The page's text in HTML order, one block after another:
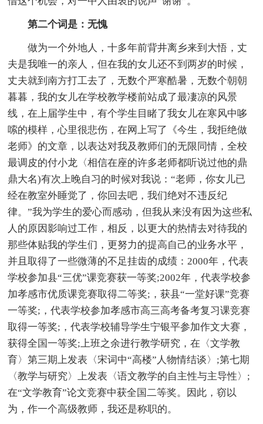
第二个词是：无愧
做为一个外地人，十多年前背井离乡来到大悟，丈
夫是我唯一的亲人，但在我的女儿还不到两岁的时候，
丈夫就到南方打工去了，无数个严寒酷暑，无数个朝朝
暮暮，我的女儿在学校教学楼前站成了最凄凉的风景
线，在上届学生中，有个学生目睹了我女儿在寒风中哆
嗦的模样，心里很悲伤，在网上写了《今生，我拒绝做
老师》的文章，以表达对我及教师们的无限同情，全校
最调皮的付小龙〈相信在座的许多老师都听说过他的鼎
鼎大名)有次上晚自习的时候对我说：“老师，你女儿已
经在教室外睡觉了，你回去吧，我们绝对不违反纪
律。”我为学生的爱心而感动，但我从来没有因为这些私
人的原因影响过工作，相反，以更大的热情去对待我的
那些体贴我的学生们，更努力的提高自己的业务水平，
并且取得了一些微薄的不足挂齿的成绩：2000年，代表
学校参加县“三优”课竞赛获一等奖;2002年，代表学校参
加孝感市优质课竞赛取得二等奖;，获县“一堂好课”竞赛
一等奖;，代表学校参加孝感市高三高考备考复习课竞赛
取得一等奖;，代表学校辅导学生宁银平参加作文大赛，
获得全国一等奖;上班之余进行教学研究，在〈文学教
育〉第三期上发表〈宋词中“高楼”人物情结谈〉;第七期
〈教学与研究〉上发表〈语文教学的自主性与主导性〉;
在“文学教育”论文竞赛中获全国二等奖。因此，窃以
为，作一个高级教师，我还是称职的。